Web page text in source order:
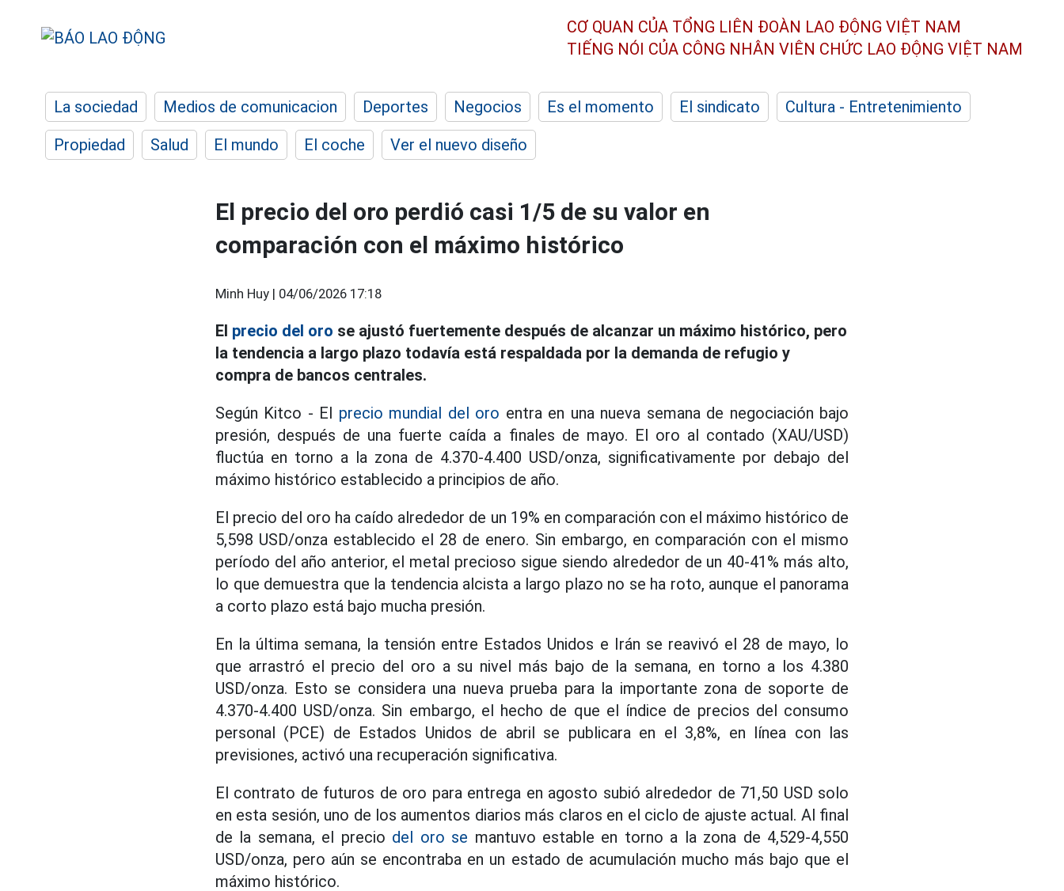
CƠ QUAN CỦA TỔNG LIÊN ĐOÀN LAO ĐỘNG VIỆT NAM
TIẾNG NÓI CỦA CÔNG NHÂN VIÊN CHỨC LAO ĐỘNG VIỆT NAM
La sociedad Medios de comunicacion Deportes Negocios Es el momento El sindicato
Cultura - Entretenimiento
Propiedad
Salud El mundo El coche Ver el nuevo diseño
El precio del oro perdió casi 1/5 de su valor en
comparación con el máximo histórico
Minh Huy | 04/06/2026 17:18
El precio del oro se ajustó fuertemente después de alcanzar un máximo histórico, pero
la tendencia a largo plazo todavía está respaldada por la demanda de refugio y
compra de bancos centrales.
Según Kitco - El precio mundial del oro entra en una nueva semana de negociación bajo
presión, después de una fuerte caída a finales de mayo. El oro al contado (XAU/USD)
fluctúa en torno a la zona de 4.370-4.400 USD/onza, significativamente por debajo del
máximo histórico establecido a principios de año.
El precio del oro ha caído alrededor de un 19% en comparación con el máximo histórico de
5,598 USD/onza establecido el 28 de enero. Sin embargo, en comparación con el mismo
período del año anterior, el metal precioso sigue siendo alrededor de un 40-41% más alto,
lo que demuestra que la tendencia alcista a largo plazo no se ha roto, aunque el panorama
a corto plazo está bajo mucha presión.
En la última semana, la tensión entre Estados Unidos e Irán se reavivó el 28 de mayo, lo
que arrastró el precio del oro a su nivel más bajo de la semana, en torno a los 4.380
USD/onza. Esto se considera una nueva prueba para la importante zona de soporte de
4.370-4.400 USD/onza. Sin embargo, el hecho de que el índice de precios del consumo
personal (PCE) de Estados Unidos de abril se publicara en el 3,8%, en línea con las
previsiones, activó una recuperación significativa.
El contrato de futuros de oro para entrega en agosto subió alrededor de 71,50 USD solo
en esta sesión, uno de los aumentos diarios más claros en el ciclo de ajuste actual. Al final
de la semana, el precio del oro se mantuvo estable en torno a la zona de 4,529-4,550
USD/onza, pero aún se encontraba en un estado de acumulación mucho más bajo que el
máximo histórico.